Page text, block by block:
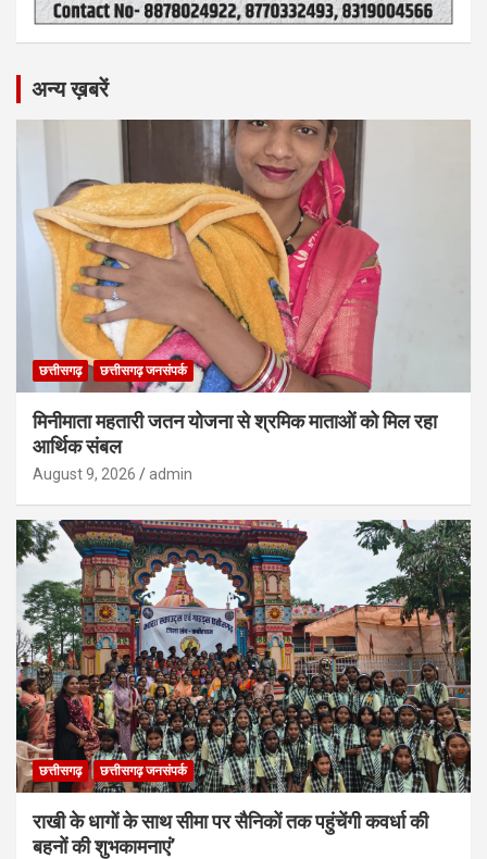
अन्य ख़बरें
छत्तीसगढ़ छत्तीसगढ़ जनसंपर्क
मिनीमाता महतारी जतन योजना से श्रमिक माताओं को मिल रहा
आर्थिक संबल
August 9, 2026 admin
छत्तीसगढ़ छत्तीसगढ़ जनसंपर्क
राखी के धागों के साथ सीमा पर सैनिकों तक पहुंचेंगी कवर्धा की
बहनों की शुभकामनाएं’